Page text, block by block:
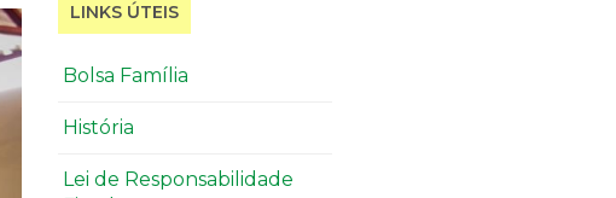
LINKS ÚTEIS
Bolsa Família
História
Lei de Responsabilidade